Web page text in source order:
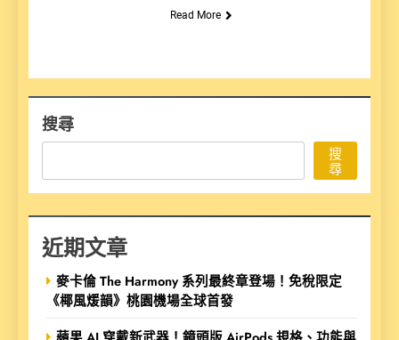
Read More
搜尋
搜
尋
近期文章
麥卡倫 The Harmony 系列最終章登場！免稅限定
《椰風煖韻》桃園機場全球首發